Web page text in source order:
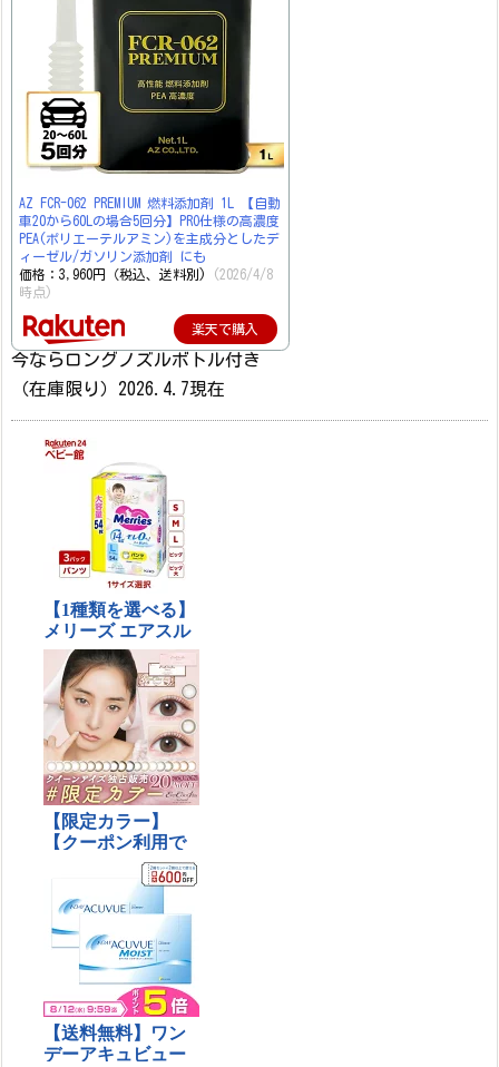
AZ FCR-062 PREMIUM 燃料添加剤 1L 【自動
車20から60Lの場合5回分】PRO仕様の高濃度
PEA(ポリエーテルアミン)を主成分としたデ
ィーゼル/ガソリン添加剤 にも
価格：3,960円（税込、送料別)
(2026/4/8
時点)
楽天で購入
今ならロングノズルボトル付き
（在庫限り）2026.4.7現在